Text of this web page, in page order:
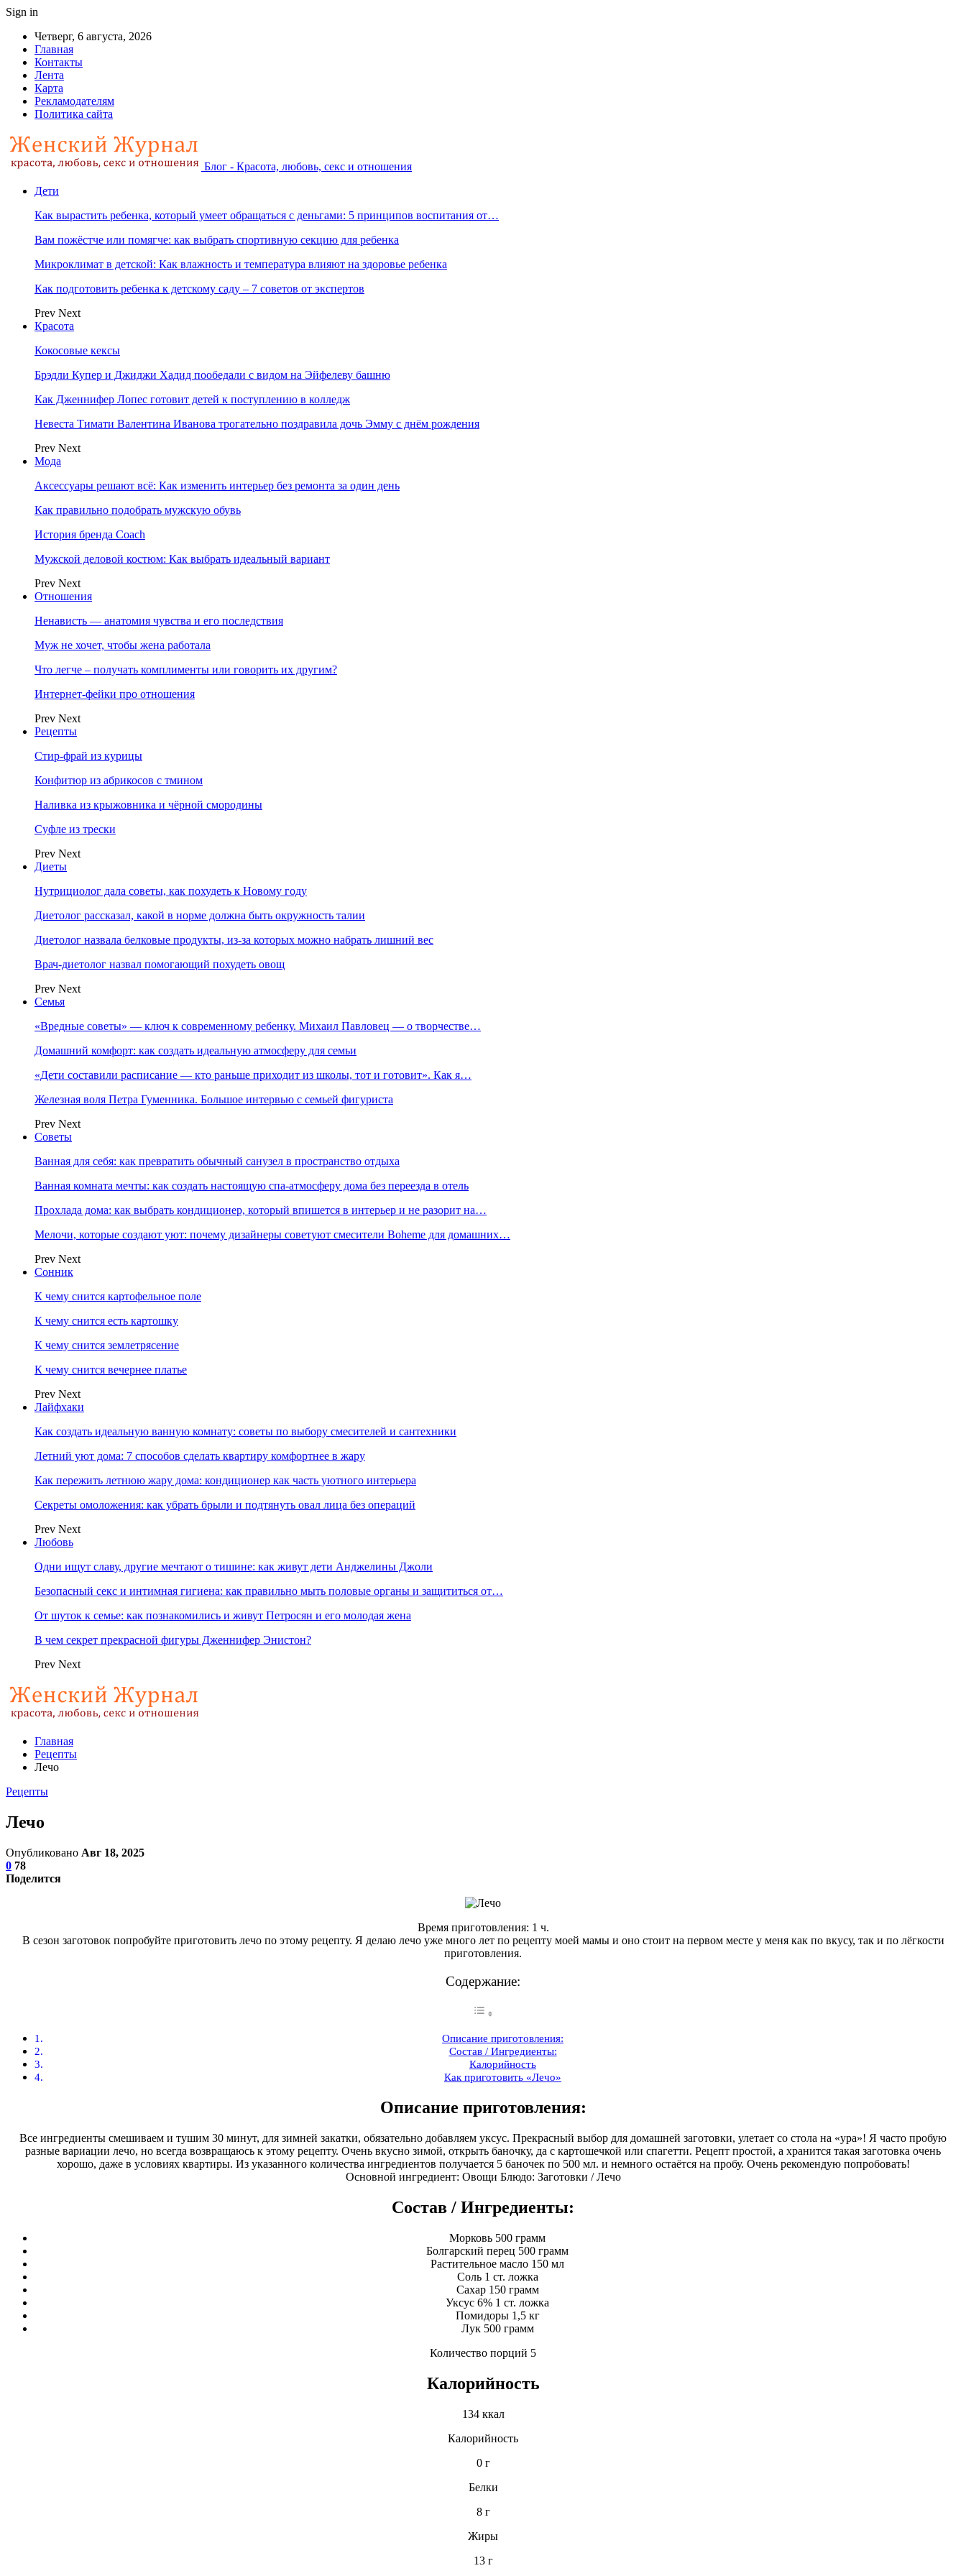
Sign in
Четверг, 6 августа, 2026
Главная
Контакты
Лента
Карта
Рекламодателям
Политика сайта
Блог - Красота, любовь, секс и отношения
Дети
Как вырастить ребенка, который умеет обращаться с деньгами: 5 принципов воспитания от…
Вам пожёстче или помягче: как выбрать спортивную секцию для ребенка
Микроклимат в детской: Как влажность и температура влияют на здоровье ребенка
Как подготовить ребенка к детскому саду – 7 советов от экспертов
Prev Next
Красота
Кокосовые кексы
Брэдли Купер и Джиджи Хадид пообедали с видом на Эйфелеву башню
Как Дженнифер Лопес готовит детей к поступлению в колледж
Невеста Тимати Валентина Иванова трогательно поздравила дочь Эмму с днём рождения
Prev Next
Мода
Аксессуары решают всё: Как изменить интерьер без ремонта за один день
Как правильно подобрать мужскую обувь
История бренда Coach
Мужской деловой костюм: Как выбрать идеальный вариант
Prev Next
Отношения
Ненависть — анатомия чувства и его последствия
Муж не хочет, чтобы жена работала
Что легче – получать комплименты или говорить их другим?
Интернет-фейки про отношения
Prev Next
Рецепты
Стир-фрай из курицы
Конфитюр из абрикосов с тмином
Наливка из крыжовника и чёрной смородины
Суфле из трески
Prev Next
Диеты
Нутрициолог дала советы, как похудеть к Новому году
Диетолог рассказал, какой в норме должна быть окружность талии
Диетолог назвала белковые продукты, из-за которых можно набрать лишний вес
Врач-диетолог назвал помогающий похудеть овощ
Prev Next
Семья
«Вредные советы» — ключ к современному ребенку. Михаил Павловец — о творчестве…
Домашний комфорт: как создать идеальную атмосферу для семьи
«Дети составили расписание — кто раньше приходит из школы, тот и готовит». Как я…
Железная воля Петра Гуменника. Большое интервью с семьей фигуриста
Prev Next
Советы
Ванная для себя: как превратить обычный санузел в пространство отдыха
Ванная комната мечты: как создать настоящую спа-атмосферу дома без переезда в отель
Прохлада дома: как выбрать кондиционер, который впишется в интерьер и не разорит на…
Мелочи, которые создают уют: почему дизайнеры советуют смесители Boheme для домашних…
Prev Next
Сонник
К чему снится картофельное поле
К чему снится есть картошку
К чему снится землетрясение
К чему снится вечернее платье
Prev Next
Лайфхаки
Как создать идеальную ванную комнату: советы по выбору смесителей и сантехники
Летний уют дома: 7 способов сделать квартиру комфортнее в жару
Как пережить летнюю жару дома: кондиционер как часть уютного интерьера
Секреты омоложения: как убрать брыли и подтянуть овал лица без операций
Prev Next
Любовь
Одни ищут славу, другие мечтают о тишине: как живут дети Анджелины Джоли
Безопасный секс и интимная гигиена: как правильно мыть половые органы и защититься от…
От шуток к семье: как познакомились и живут Петросян и его молодая жена
В чем секрет прекрасной фигуры Дженнифер Энистон?
Prev Next
Главная
Рецепты
Лечо
Рецепты
Лечо
Опубликовано Авг 18, 2025
0 78
Поделится
Время приготовления: 1 ч.
В сезон заготовок попробуйте приготовить лечо по этому рецепту. Я делаю лечо уже много лет по рецепту моей мамы и оно стоит на первом месте у меня как по вкусу, так и по лёгкости
приготовления.
Содержание:
Описание приготовления:
Состав / Ингредиенты:
Калорийность
Как приготовить «Лечо»
Описание приготовления:
Все ингредиенты смешиваем и тушим 30 минут, для зимней закатки, обязательно добавляем уксус. Прекрасный выбор для домашней заготовки, улетает со стола на «ура»! Я часто пробую
разные вариации лечо, но всегда возвращаюсь к этому рецепту. Очень вкусно зимой, открыть баночку, да с картошечкой или спагетти. Рецепт простой, а хранится такая заготовка очень
хорошо, даже в условиях квартиры. Из указанного количества ингредиентов получается 5 баночек по 500 мл. и немного остаётся на пробу. Очень рекомендую попробовать!
Основной ингредиент: Овощи Блюдо: Заготовки / Лечо
Состав / Ингредиенты:
Морковь 500 грамм
Болгарский перец 500 грамм
Растительное масло 150 мл
Соль 1 ст. ложка
Сахар 150 грамм
Уксус 6% 1 ст. ложка
Помидоры 1,5 кг
Лук 500 грамм
Количество порций 5
Калорийность
134 ккал
Калорийность
0 г
Белки
8 г
Жиры
13 г